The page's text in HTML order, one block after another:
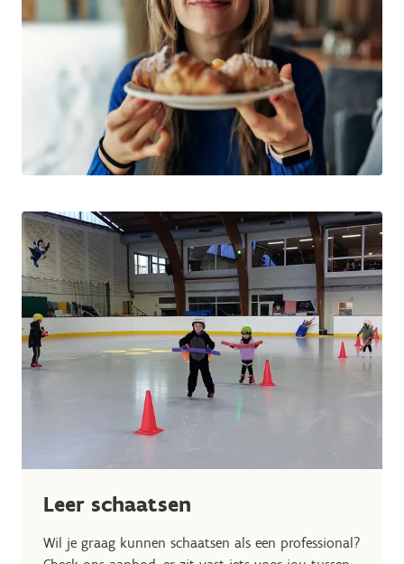
Leer schaatsen
Wil je graag kunnen schaatsen als een professional?